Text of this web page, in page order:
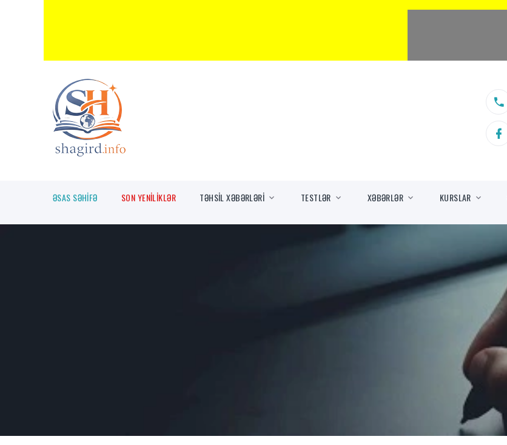
ƏSAS SƏHİFƏ SON YENİLİKLƏR TƏHSİL XƏBƏRLƏRİ TESTLƏR XƏBƏRLƏR KURSLAR